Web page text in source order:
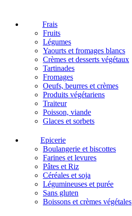
Frais
Fruits
Légumes
Yaourts et fromages blancs
Crèmes et desserts végétaux
Tartinades
Fromages
Oeufs, beurres et crèmes
Produits végétariens
Traiteur
Poisson, viande
Glaces et sorbets
Epicerie
Boulangerie et biscottes
Farines et levures
Pâtes et Riz
Céréales et soja
Légumineuses et purée
Sans gluten
Boissons et crèmes végétales